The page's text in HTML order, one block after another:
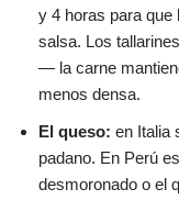
y 4 horas para que
salsa. Los
— la carne
menos densa.
El queso: en Italia
padano. En Perú
desmoronado o el